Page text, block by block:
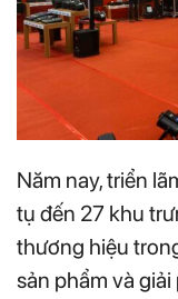
Năm nay, triển
tụ đến 27 khu
thương hiệu
sản phẩm và